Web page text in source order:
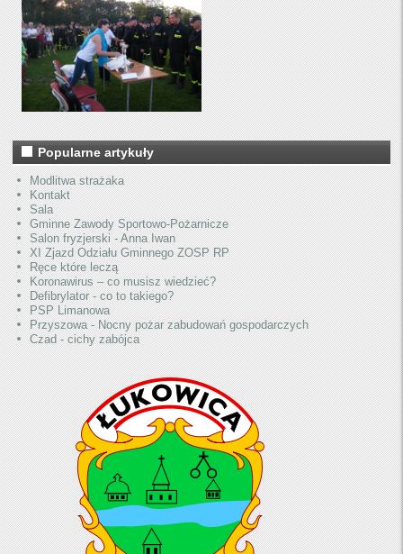
Popularne artykuły
Modlitwa strażaka
Kontakt
Sala
Gminne Zawody Sportowo-Pożarnicze
Salon fryzjerski - Anna Iwan
XI Zjazd Odziału Gminnego ZOSP RP
Ręce które leczą
Koronawirus – co musisz wiedzieć?
Defibrylator - co to takiego?
PSP Limanowa
Przyszowa - Nocny pożar zabudowań gospodarczych
Czad - cichy zabójca